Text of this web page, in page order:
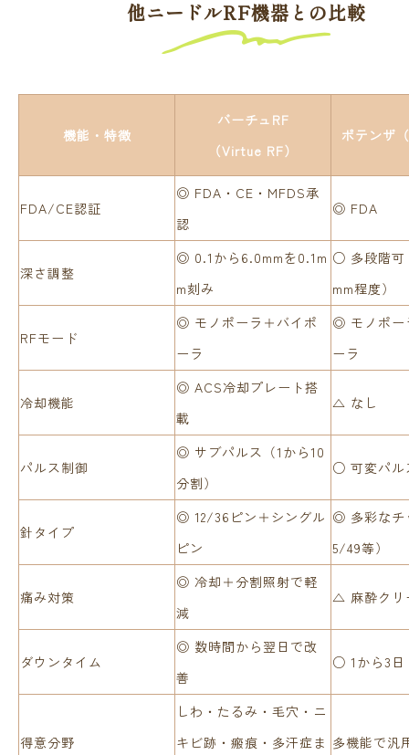
他ニードルRF機器との比較
機能・特徴
バーチュRF
（Virtue RF）
ポテンザ
FDA/CE認証
◎ FDA・CE・MFDS承
認
◎ FDA
深さ調整
◎ 0.1から6.0mmを0.1m
m刻み
○ 多段階可
mm程度）
RFモード
◎ モノポーラ＋バイポ
ーラ
◎ モノポー
ーラ
冷却機能
◎ ACS冷却プレート搭
載
△ なし
パルス制御
◎ サブパルス（1から10
分割）
○ 可変パル
針タイプ
◎ 12/36ピン＋シングル
ピン
◎ 多彩なチ
5/49等）
痛み対策
◎ 冷却＋分割照射で軽
減
△ 麻酔クリ
ダウンタイム
◎ 数時間から翌日で改
善
○ 1から3日
得意分野
しわ・たるみ・毛穴・ニ
キビ跡・瘢痕・多汗症ま 多機能で汎